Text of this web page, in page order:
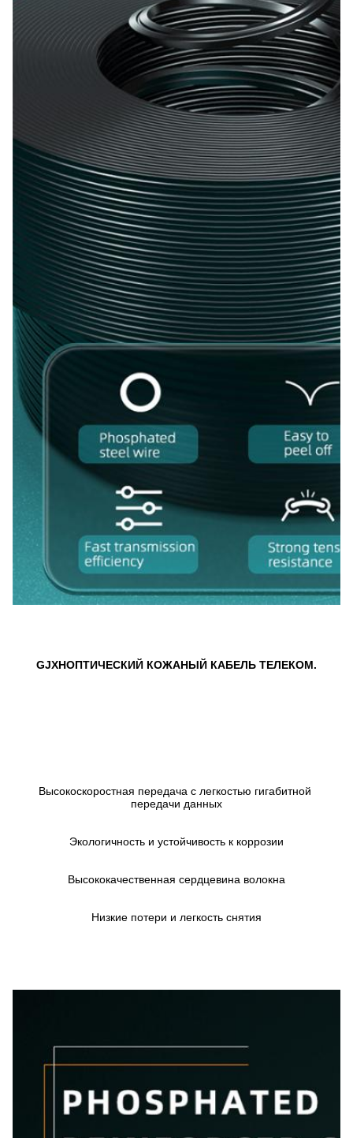
GJXHОПТИЧЕСКИЙ КОЖАНЫЙ КАБЕЛЬ ТЕЛЕКОМ.
Высокоскоростная передача с легкостью гигабитной
передачи данных
Экологичность и устойчивость к коррозии
Высококачественная сердцевина волокна
Низкие потери и легкость снятия